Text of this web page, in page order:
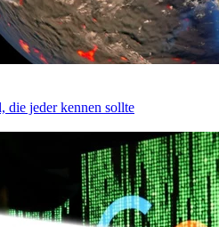
die jeder kennen sollte